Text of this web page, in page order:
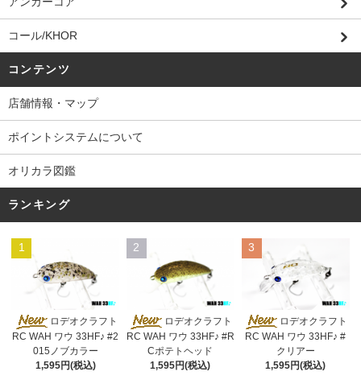
コール/KHOR
コンテンツ
店舗情報・マップ
ポイントシステムについて
オリカラ図鑑
ランキング
1
ロデオクラフト
RC WAH ワウ 33HF♪ #2
015ノブカラー
1,595円(税込)
2
ロデオクラフト
RC WAH ワウ 33HF♪ #R
Cポテトヘッド
1,595円(税込)
3
ロデオクラフト
RC WAH ワウ 33HF♪ #
クリアー
1,595円(税込)